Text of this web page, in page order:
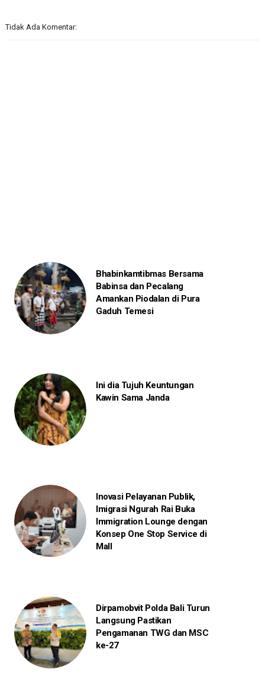
Tidak Ada Komentar:
Bhabinkamtibmas Bersama
Babinsa dan Pecalang
Amankan Piodalan di Pura
Gaduh Temesi
Ini dia Tujuh Keuntungan
Kawin Sama Janda
Inovasi Pelayanan Publik,
Imigrasi Ngurah Rai Buka
Immigration Lounge dengan
Konsep One Stop Service di
Mall
Dirpamobvit Polda Bali Turun
Langsung Pastikan
Pengamanan TWG dan MSC
ke-27